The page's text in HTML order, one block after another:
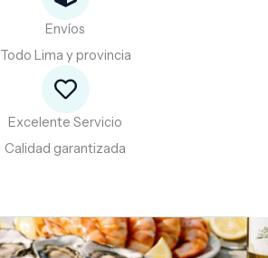
Envíos
Todo Lima y provincia
Excelente Servicio
Calidad garantizada